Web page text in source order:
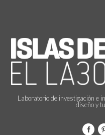
Laboratorio de investigación e
diseño y